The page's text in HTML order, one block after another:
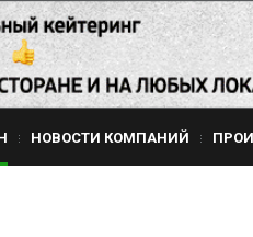
НОВОСТИ КОМПАНИЙ